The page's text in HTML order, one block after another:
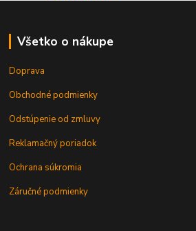
Všetko o nákupe
Doprava
Obchodné podmienky
Odstúpenie od zmluvy
Reklamačný poriadok
Ochrana súkromia
Záručné podmienky